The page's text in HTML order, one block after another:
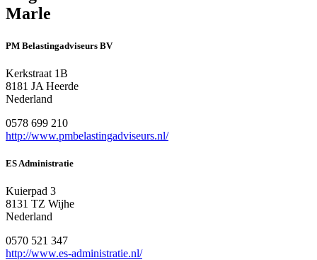
Marle
PM Belastingadviseurs BV
Kerkstraat 1B
8181 JA Heerde
Nederland
0578 699 210
http://www.pmbelastingadviseurs.nl/
ES Administratie
Kuierpad 3
8131 TZ Wijhe
Nederland
0570 521 347
http://www.es-administratie.nl/